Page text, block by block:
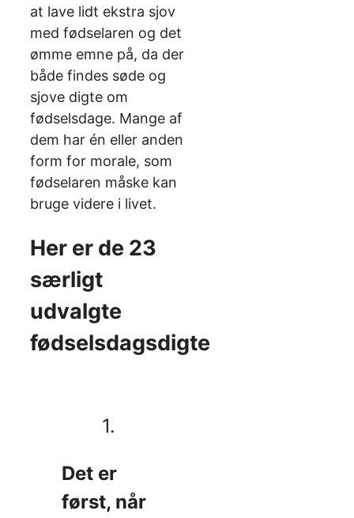
at lave lidt ekstra sjov
med fødselaren og det
ømme emne på, da der
både findes søde og
sjove digte om
fødselsdage. Mange af
dem har én eller anden
form for morale, som
fødselaren måske kan
bruge videre i livet.
Her er de 23
særligt
udvalgte
fødselsdagsdigte
1.
Det er
først, når